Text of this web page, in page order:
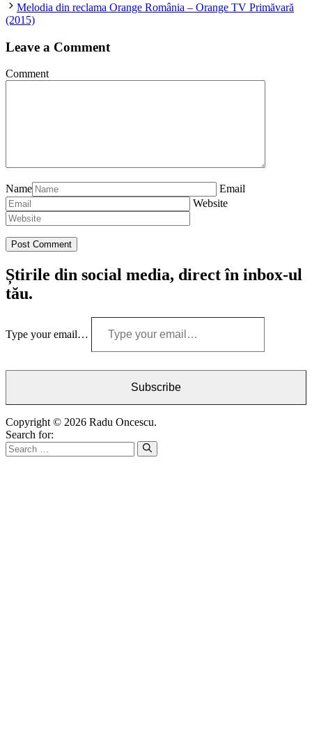
Melodia din reclama Orange România – Orange TV Primăvară
(2015)
Leave a Comment
Comment
Name
Email
Website
Știrile din social media, direct în inbox-ul
tău.
Type your email…
Subscribe
Copyright © 2026 Radu Oncescu.
Search for: